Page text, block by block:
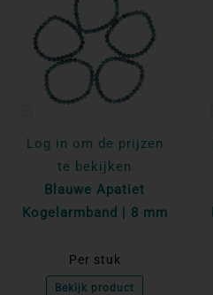
Log in om de prijzen
te bekijken
Blauwe Apatiet
Kogelarmband | 8 mm
Per stuk
Bekijk product